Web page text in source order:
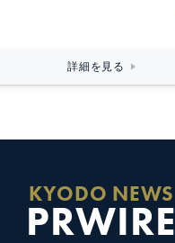
詳細を見る
KYODO NEWS
PRWIRE